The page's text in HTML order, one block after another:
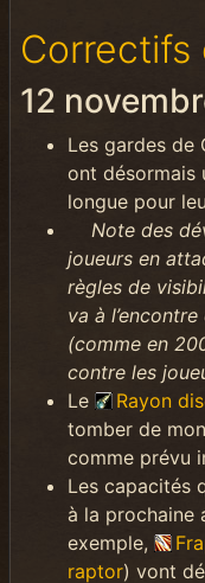
Correctifs
12
Les gardes de
ont ​​désormais
longue pour
Note des
joueurs en
règles de
va à
(comme en
contre les
Le
Rayon
tomber de
comme prévu
Les capacités
à la prochaine
exemple,
raptor) vont